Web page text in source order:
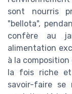
sont nourris
"bellota",
confère au
alimentation
à la
la fois riche
savoir-faire se